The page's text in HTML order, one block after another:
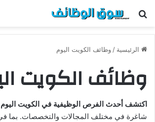
بحث عن
الرئيسية /وظائف الكويت اليوم
وظائف الكويت
اكتشف أحدث الفرص الوظيفية في الكويت
شاغرة في مختلف المجالات والتخصصات. بما